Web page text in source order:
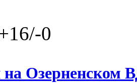
0
Озерненском